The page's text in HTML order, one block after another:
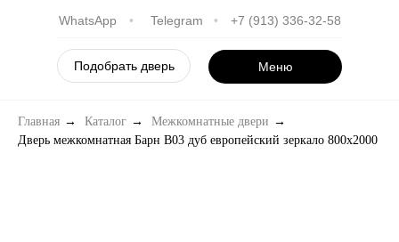
WhatsApp •
Telegram
• +7 (913) 336-32-58
Подобрать дверь Меню
Главная → Каталог → Межкомнатные двери →
Дверь межкомнатная Барн B03 дуб европейский зеркало 800х2000